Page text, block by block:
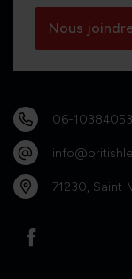
Nous
06-10384053
71230, Saint-